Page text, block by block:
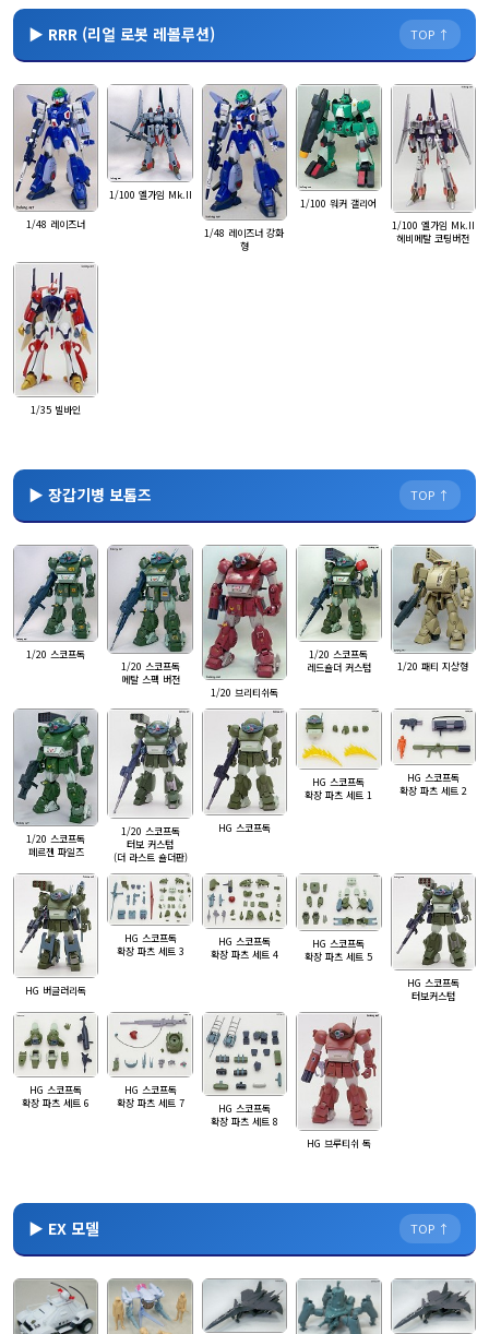
▶ RRR (리얼 로봇 레볼루션) TOP ↑
1/48 레이즈너
1/100 엘가임 Mk.II
1/48 레이즈너 강화
형
1/100 워커 갤리어
1/100 엘가임 Mk.II
헤비메탈 코팅버전
1/35 빌바인
▶ 장갑기병 보톰즈 TOP ↑
1/20 스코프독
1/20 스코프독
메탈 스펙 버전
1/20 브리티쉬독
1/20 스코프독
레드숄더 커스텀
1/20 패티 지상형
1/20 스코프독
페르젠 파일즈
1/20 스코프독
터보 커스텀
(더 라스트 숄더판)
HG 스코프독
HG 스코프독
확장 파츠 세트 1
HG 스코프독
확장 파츠 세트 2
HG 버글러리독
HG 스코프독
확장 파츠 세트 3
HG 스코프독
확장 파츠 세트 4
HG 스코프독
확장 파츠 세트 5
HG 스코프독
터보커스텀
HG 스코프독
확장 파츠 세트 6
HG 스코프독
확장 파츠 세트 7
HG 스코프독
확장 파츠 세트 8
HG 브루티쉬 독
▶ EX 모델 TOP ↑